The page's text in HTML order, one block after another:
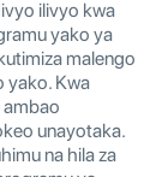
ilivyo kwa
yako ya
malengo
yako. Kwa
ambao
unayotaka.
na hila za